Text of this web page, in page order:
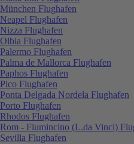
München Flughafen
Neapel Flughafen
Nizza Flughafen
Olbia Flughafen
Palermo Flughafen
Palma de Mallorca Flughafen
Paphos Flughafen
Pico Flughafen
Ponta Delgada Nordela Flughafen
Porto Flughafen
Rhodos Flughafen
Rom - Fiumincino (L.da Vinci)
Sevilla Flughafen